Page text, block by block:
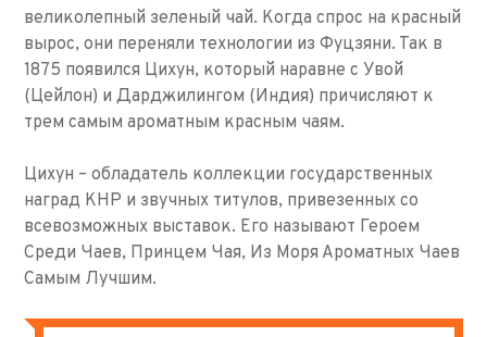
великолепный зеленый чай. Когда спрос на красный
вырос, они переняли технологии из Фуцзяни. Так в
1875 появился Цихун, который наравне с Увой
(Цейлон) и Дарджилингом (Индия) причисляют к
трем самым ароматным красным чаям.
Цихун – обладатель коллекции государственных
наград КНР и звучных титулов, привезенных со
всевозможных выставок. Его называют Героем
Среди Чаев, Принцем Чая, Из Моря Ароматных Чаев
Самым Лучшим.